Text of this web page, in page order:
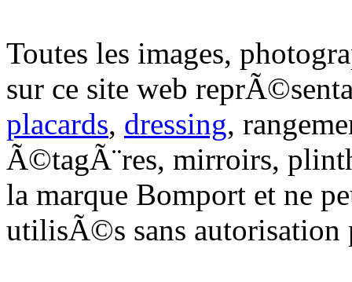
Toutes les images,
sur ce site web
placards, dressing,
Ã©tagÃ¨res, mirroirs,
la marque Bomport et ne
utilisÃ©s sans